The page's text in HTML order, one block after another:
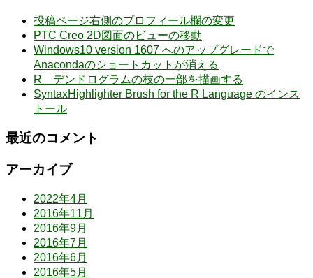
投稿ページ右側のプロフィール欄の変更
PTC Creo 2D図面のビューの移動
Windows10 version 1607 へのアップグレードで
Anacondaのショートカットが消える
R デンドログラムの枝の一部を描画する
SyntaxHighlighter Brush for the R Language のインス
トール
最近のコメント
アーカイブ
2022年4月
2016年11月
2016年9月
2016年7月
2016年6月
2016年5月